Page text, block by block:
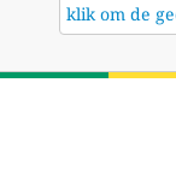
klik om de